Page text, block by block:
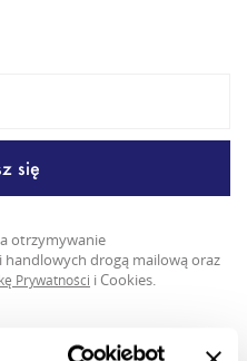
otrzymywanie
drogą mailową oraz
Prywatności i Cookies.